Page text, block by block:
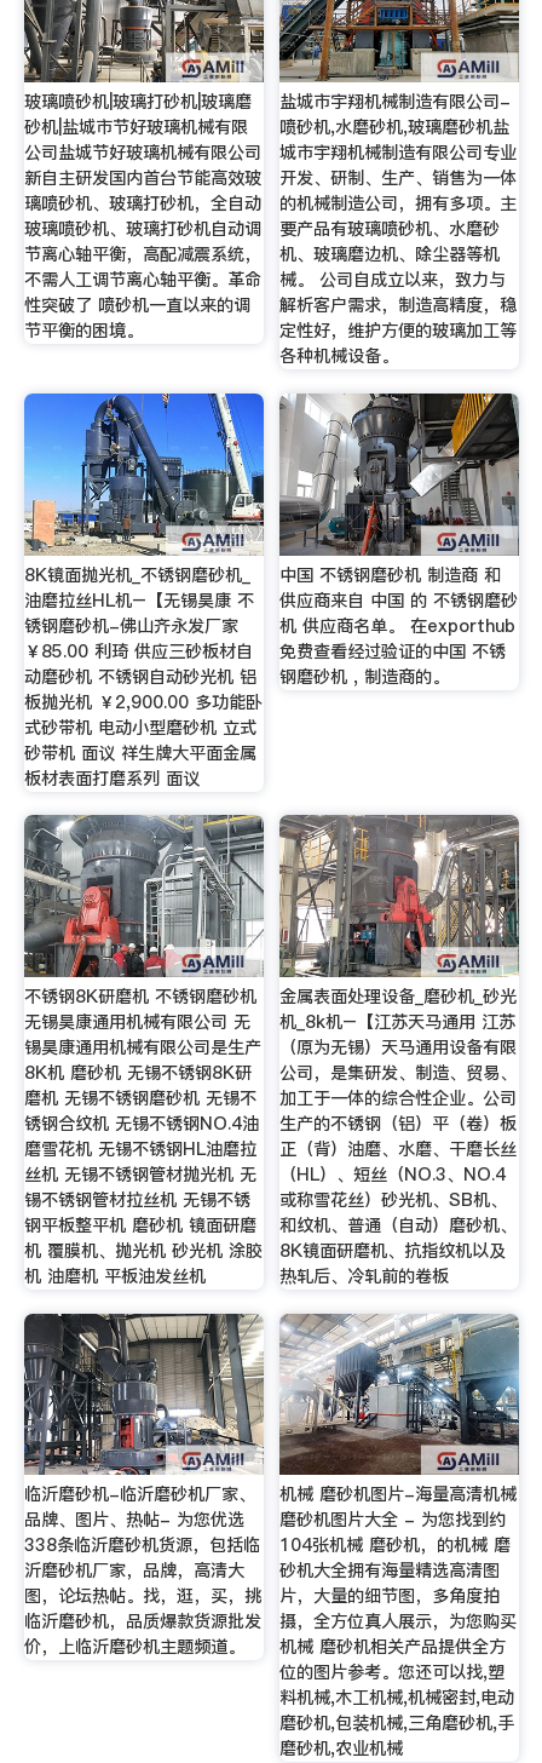
玻璃喷砂机|玻璃打砂机|玻璃磨
砂机|盐城市节好玻璃机械有限
公司盐城节好玻璃机械有限公司
新自主研发国内首台节能高效玻
璃喷砂机、玻璃打砂机，全自动
玻璃喷砂机、玻璃打砂机自动调
节离心轴平衡，高配减震系统，
不需人工调节离心轴平衡。革命
性突破了 喷砂机一直以来的调
节平衡的困境。
盐城市宇翔机械制造有限公司-
喷砂机,水磨砂机,玻璃磨砂机盐
城市宇翔机械制造有限公司专业
开发、研制、生产、销售为一体
的机械制造公司，拥有多项。主
要产品有玻璃喷砂机、水磨砂
机、玻璃磨边机、除尘器等机
械。 公司自成立以来，致力与
解析客户需求，制造高精度，稳
定性好，维护方便的玻璃加工等
各种机械设备。
8K镜面抛光机_不锈钢磨砂机_
油磨拉丝HL机–【无锡昊康 不
锈钢磨砂机-佛山齐永发厂家
￥85.00 利琦 供应三砂板材自
动磨砂机 不锈钢自动砂光机 铝
板抛光机 ￥2,900.00 多功能卧
式砂带机 电动小型磨砂机 立式
砂带机 面议 祥生牌大平面金属
板材表面打磨系列 面议
中国 不锈钢磨砂机 制造商 和
供应商来自 中国 的 不锈钢磨砂
机 供应商名单。 在exporthub
免费查看经过验证的中国 不锈
钢磨砂机 , 制造商的。
不锈钢8K研磨机 不锈钢磨砂机
无锡昊康通用机械有限公司 无
锡昊康通用机械有限公司是生产
8K机 磨砂机 无锡不锈钢8K研
磨机 无锡不锈钢磨砂机 无锡不
锈钢合纹机 无锡不锈钢NO.4油
磨雪花机 无锡不锈钢HL油磨拉
丝机 无锡不锈钢管材抛光机 无
锡不锈钢管材拉丝机 无锡不锈
钢平板整平机 磨砂机 镜面研磨
机 覆膜机、抛光机 砂光机 涂胶
机 油磨机 平板油发丝机
金属表面处理设备_磨砂机_砂光
机_8k机–【江苏天马通用 江苏
（原为无锡）天马通用设备有限
公司，是集研发、制造、贸易、
加工于一体的综合性企业。公司
生产的不锈钢（铝）平（卷）板
正（背）油磨、水磨、干磨长丝
（HL）、短丝（NO.3、NO.4
或称雪花丝）砂光机、SB机、
和纹机、普通（自动）磨砂机、
8K镜面研磨机、抗指纹机以及
热轧后、冷轧前的卷板
临沂磨砂机-临沂磨砂机厂家、
品牌、图片、热帖- 为您优选
338条临沂磨砂机货源，包括临
沂磨砂机厂家，品牌，高清大
图，论坛热帖。找，逛，买，挑
临沂磨砂机，品质爆款货源批发
价，上临沂磨砂机主题频道。
机械 磨砂机图片-海量高清机械
磨砂机图片大全 - 为您找到约
104张机械 磨砂机，的机械 磨
砂机大全拥有海量精选高清图
片，大量的细节图，多角度拍
摄，全方位真人展示，为您购买
机械 磨砂机相关产品提供全方
位的图片参考。您还可以找,塑
料机械,木工机械,机械密封,电动
磨砂机,包装机械,三角磨砂机,手
磨砂机,农业机械